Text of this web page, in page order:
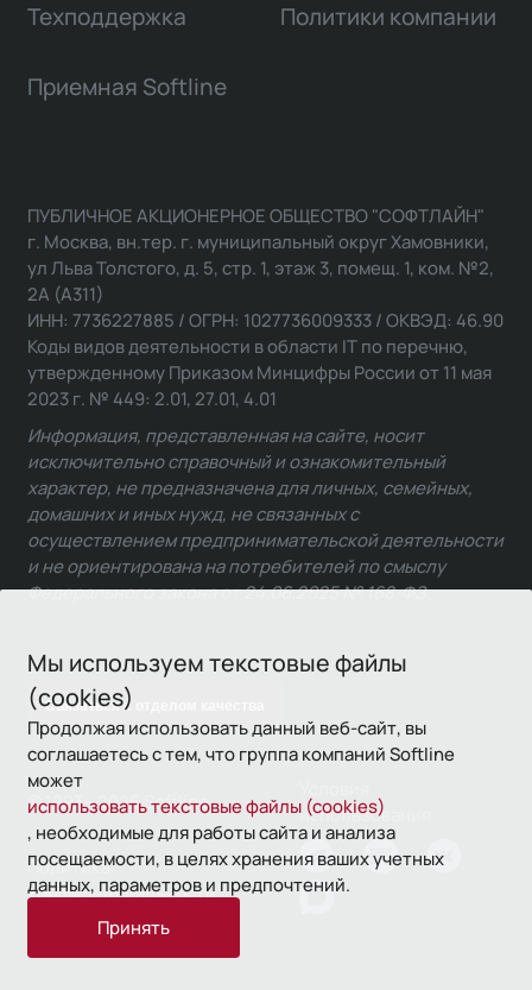
Мы используем текстовые файлы
(cookies)
Продолжая использовать данный веб-сайт, вы
соглашаетесь с тем, что группа компаний Softline
может
использовать текстовые файлы (cookies)
, необходимые для работы сайта и анализа
посещаемости, в целях хранения ваших учетных
данных, параметров и предпочтений.
Принять
Техподдержка Политики компании
Приемная Softline
Связаться с отделом качества
ПУБЛИЧНОЕ АКЦИОНЕРНОЕ ОБЩЕСТВО "СОФТЛАЙН"
г. Москва, вн.тер. г. муниципальный округ Хамовники,
ул Льва Толстого, д. 5, стр. 1, этаж 3, помещ. 1, ком. №2,
2А (А311)
ИНН: 7736227885 / ОГРН: 1027736009333 / ОКВЭД: 46.90
Коды видов деятельности в области IT по перечню,
утвержденному Приказом Минцифры России от 11 мая
2023 г. № 449: 2.01, 27.01, 4.01
Информация, представленная на сайте, носит
исключительно справочный и ознакомительный
характер, не предназначена для личных, семейных,
домашних и иных нужд, не связанных с
осуществлением предпринимательской деятельности
и не ориентирована на потребителей по смыслу
Федерального закона от 24.06.2025 № 168-ФЗ.
© 1993—2026 Softline
использования
Политика
конфиденциальности